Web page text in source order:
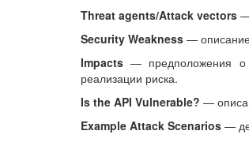
Threat agents/Attack vectors —
Security Weakness — описание
Impacts — предположения о
реализации риска.
Is the API Vulnerable? —
Example Attack Scenarios —